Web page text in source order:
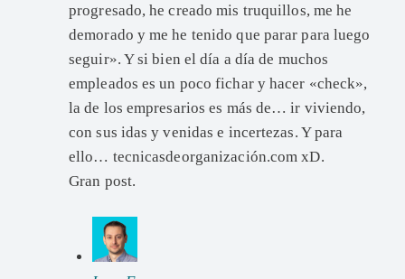
progresado, he creado mis truquillos, me he
demorado y me he tenido que parar para luego
seguir». Y si bien el día a día de muchos
empleados es un poco fichar y hacer «check»,
la de los empresarios es más de… ir viviendo,
con sus idas y venidas e incertezas. Y para
ello… tecnicasdeorganización.com xD.
Gran post.